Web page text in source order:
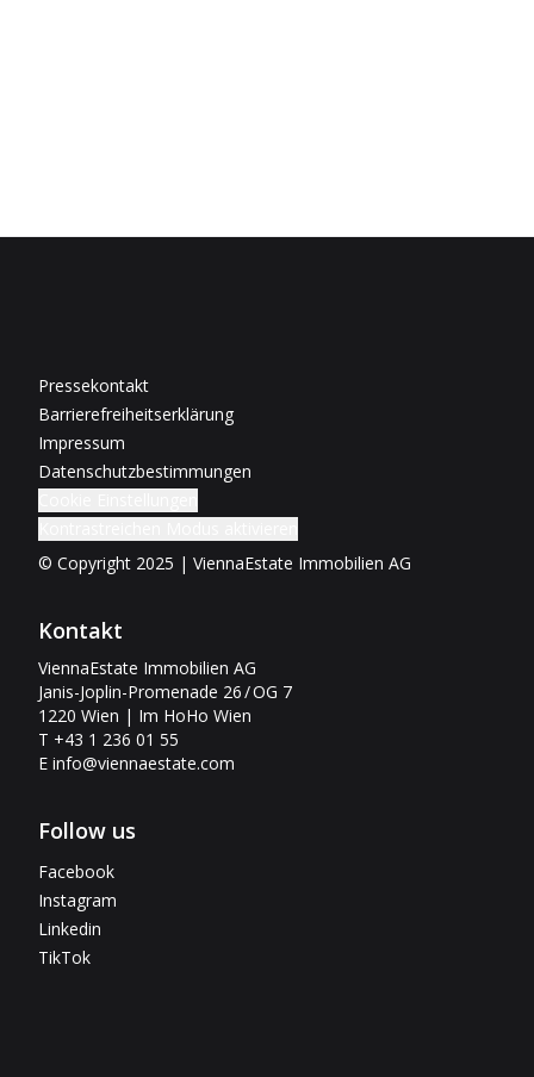
Pressekontakt
Barrierefreiheitserklärung
Impressum
Datenschutzbestimmungen
© Copyright 2025 | ViennaEstate Immobilien AG
Kontakt
ViennaEstate Immobilien AG
Janis-Joplin-Promenade 26 / OG 7
1220 Wien | Im HoHo Wien
T +43 1 236 01 55
E info@viennaestate.com
Follow us
Facebook
Instagram
Linkedin
TikTok